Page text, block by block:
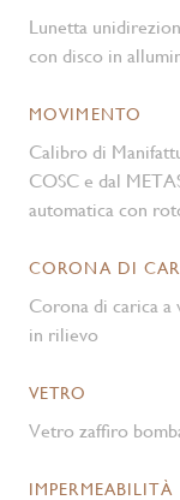
Lunetta
con disco in
MOVIMENTO
Calibro di
COSC e dal
automatica con
CORONA DI
Corona di carica
in rilievo
VETRO
Vetro zaffiro
IMPERMEABILITÀ